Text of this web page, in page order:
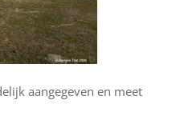
aangegeven en meet